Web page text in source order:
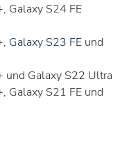
, Galaxy S24 FE
Galaxy S23 FE und
und Galaxy S22 Ultra
Galaxy S21 FE und